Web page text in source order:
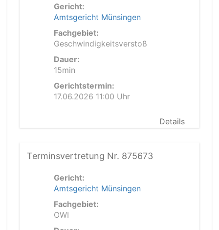
Gericht:
Amtsgericht Münsingen
Fachgebiet:
Geschwindigkeitsverstoß
Dauer:
15min
Gerichtstermin:
17.06.2026 11:00 Uhr
Details
Terminsvertretung Nr. 875673
Gericht:
Amtsgericht Münsingen
Fachgebiet:
OWI